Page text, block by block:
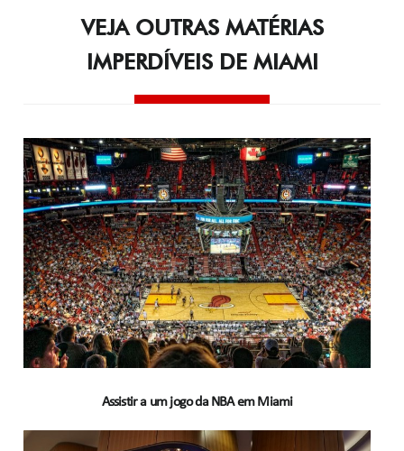
VEJA OUTRAS MATÉRIAS
IMPERDÍVEIS DE MIAMI
Assistir a um jogo da NBA em Miami